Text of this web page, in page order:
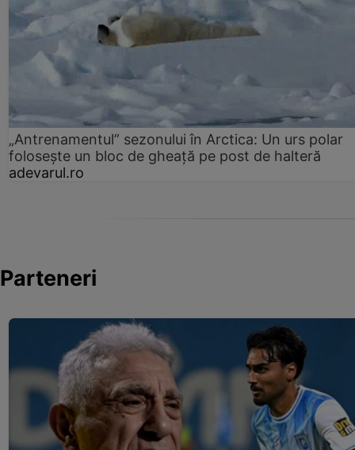
„Antrenamentul” sezonului în Arctica: Un urs polar
folosește un bloc de gheață pe post de halteră
adevarul.ro
Parteneri